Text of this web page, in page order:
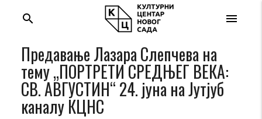
menu
search
Предавање Лазара Слепчева на
тему „ПОРТРЕТИ СРЕДЊЕГ ВЕКА:
СВ. АВГУСТИН“ 24. јуна на Jутјуб
каналу КЦНС